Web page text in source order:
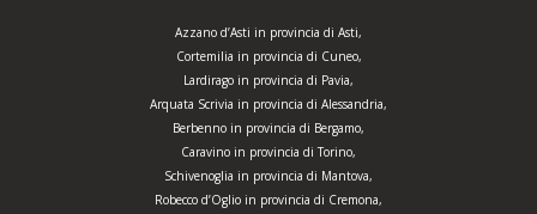
Azzano d’Asti in provincia di Asti,
Cortemilia in provincia di Cuneo,
Lardirago in provincia di Pavia,
Arquata Scrivia in provincia di Alessandria,
Berbenno in provincia di Bergamo,
Caravino in provincia di Torino,
Schivenoglia in provincia di Mantova,
Robecco d’Oglio in provincia di Cremona,